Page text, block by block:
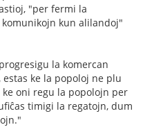
"per fermi la
kun alilandoj"
la komercan
ke la popoloj ne plu
oni regu la popolojn per
timigi la regatojn, dum